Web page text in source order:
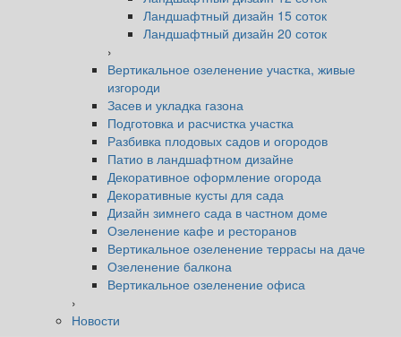
Ландшафтный дизайн 15 соток
Ландшафтный дизайн 20 соток
›
Вертикальное озеленение участка, живые
изгороди
Засев и укладка газона
Подготовка и расчистка участка
Разбивка плодовых садов и огородов
Патио в ландшафтном дизайне
Декоративное оформление огорода
Декоративные кусты для сада
Дизайн зимнего сада в частном доме
Озеленение кафе и ресторанов
Вертикальное озеленение террасы на даче
Озеленение балкона
Вертикальное озеленение офиса
›
Новости